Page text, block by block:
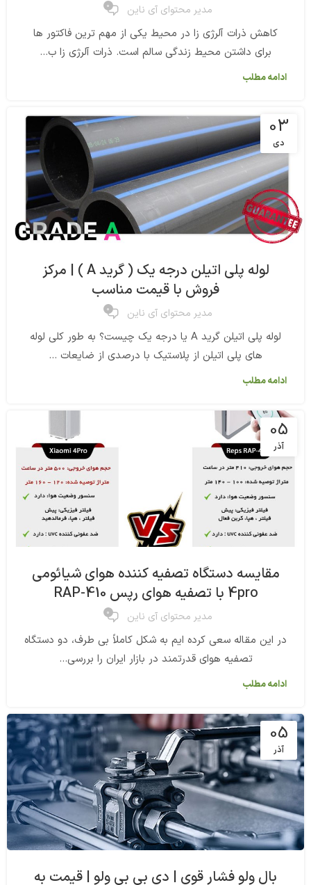
مدیر محتوای آی ناین 0
کاهش ذرات آلرژی زا در محیط یکی از مهم ترین فاکتور ها
برای داشتن محیط زندگی سالم است. ذرات آلرژی زا ب...
ادامه مطلب
03
دی
لوله پلی اتیلن درجه یک ( گرید A ) | مرکز
فروش با قیمت مناسب
مدیر محتوای آی ناین 0
لوله پلی اتیلن گرید A یا درجه یک چیست؟ به طور کلی لوله
های پلی اتیلن از پلاستیک با درصدی از ضایعات ...
ادامه مطلب
05
آذر
مقایسه دستگاه تصفیه کننده هوای شیائومی
4pro با تصفیه هوای رپس RAP-410
مدیر محتوای آی ناین 0
در این مقاله سعی کرده ایم به شکل کاملاً بی طرف، دو دستگاه
تصفیه هوای قدرتمند در بازار ایران را بررسی...
ادامه مطلب
05
آذر
بال ولو فشار قوی | دی بی بی ولو | قیمت به